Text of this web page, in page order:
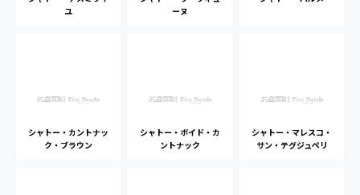
ユ
ーヌ
シャトー・カントナッ
ク・ブラウン
シャトー・ボイド・カ
ントナック
シャトー・マレスコ・
サン・テグジュペリ